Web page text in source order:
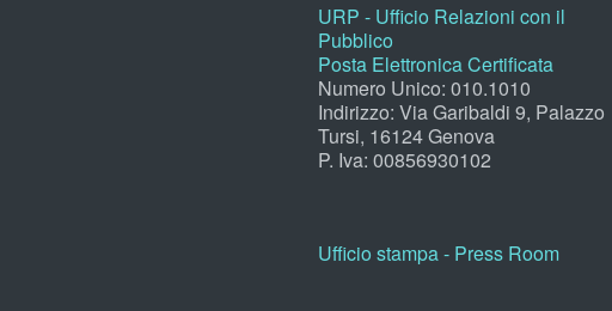
URP - Ufficio Relazioni con il
Pubblico
Posta Elettronica Certificata
Numero Unico: 010.1010
Indirizzo: Via Garibaldi 9, Palazzo
Tursi, 16124 Genova
P. Iva: 00856930102
Ufficio stampa - Press Room